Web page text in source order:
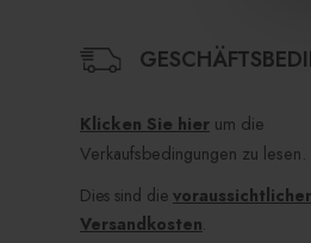
Klicken Sie hier um die
Verkaufsbedingungen zu lesen.
Dies sind die
Versandkosten.